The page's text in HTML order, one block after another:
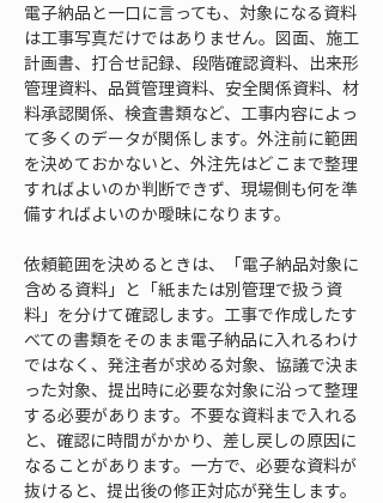
電子納品と一口に言っても、対象になる資料
は工事写真だけではありません。図面、施工
計画書、打合せ記録、段階確認資料、出来形
管理資料、品質管理資料、安全関係資料、材
料承認関係、検査書類など、工事内容によっ
て多くのデータが関係します。外注前に範囲
を決めておかないと、外注先はどこまで整理
すればよいのか判断できず、現場側も何を準
備すればよいのか曖昧になります。
依頼範囲を決めるときは、「電子納品対象に
含める資料」と「紙または別管理で扱う資
料」を分けて確認します。工事で作成したす
べての書類をそのまま電子納品に入れるわけ
ではなく、発注者が求める対象、協議で決ま
った対象、提出時に必要な対象に沿って整理
する必要があります。不要な資料まで入れる
と、確認に時間がかかり、差し戻しの原因に
なることがあります。一方で、必要な資料が
抜けると、提出後の修正対応が発生します。